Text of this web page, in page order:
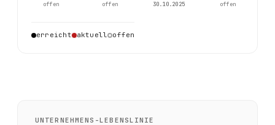
offen offen 30.10.2025 offen
erreicht aktuell offen
UNTERNEHMENS-LEBENSLINIE